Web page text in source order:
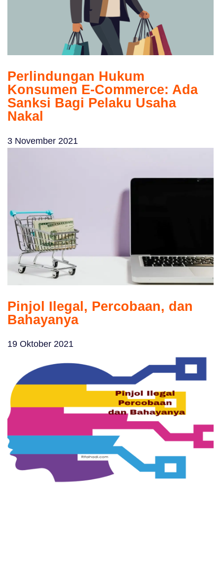
Perlindungan Hukum
Konsumen E-Commerce: Ada
Sanksi Bagi Pelaku Usaha
Nakal
3 November 2021
Pinjol Ilegal, Percobaan, dan
Bahayanya
19 Oktober 2021